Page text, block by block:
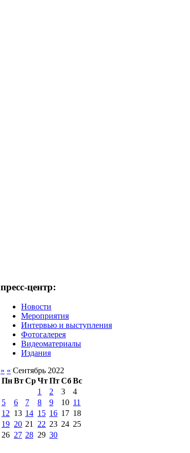
пресс-центр:
Новости
Мероприятия
Интервью и выступления
Фотогалерея
Видеоматериалы
Издания
» « Сентябрь 2022
ПнВтСрЧтПтСбВс
1
2 3
4
5
6 7 8 9 10 11
12 13 14 15 16 17 18
19 20 21 22 23 24 25
26 27 28 29 30